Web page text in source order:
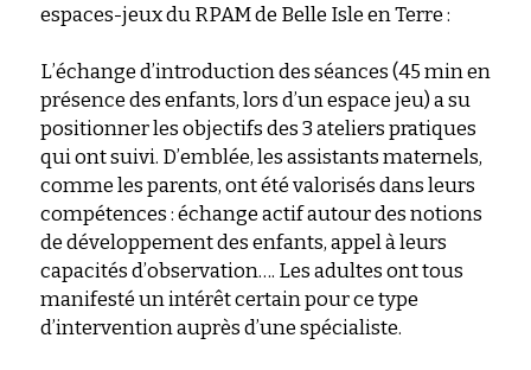
espaces-jeux du RPAM de Belle Isle en Terre :
L’échange d’introduction des séances (45 min en
présence des enfants, lors d’un espace jeu) a su
positionner les objectifs des 3 ateliers pratiques
qui ont suivi. D’emblée, les assistants maternels,
comme les parents, ont été valorisés dans leurs
compétences : échange actif autour des notions
de développement des enfants, appel à leurs
capacités d’observation…. Les adultes ont tous
manifesté un intérêt certain pour ce type
d’intervention auprès d’une spécialiste.